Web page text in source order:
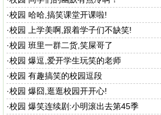
·校园 哈哈,搞笑课堂开课啦!
·校园 上学美啊,跟着学子们不缺笑!
·校园 班里一群二货,笑屎哥了
·校园 爆逗,爱开学生玩笑的老师
·校园 有趣搞笑的校园逗段
·校园 爆囧,逛逛校园开开心!
·校园 爆笑连续剧:小明滚出去第45季